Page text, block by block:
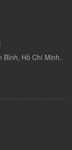
Bình, Hồ Chí Minh.